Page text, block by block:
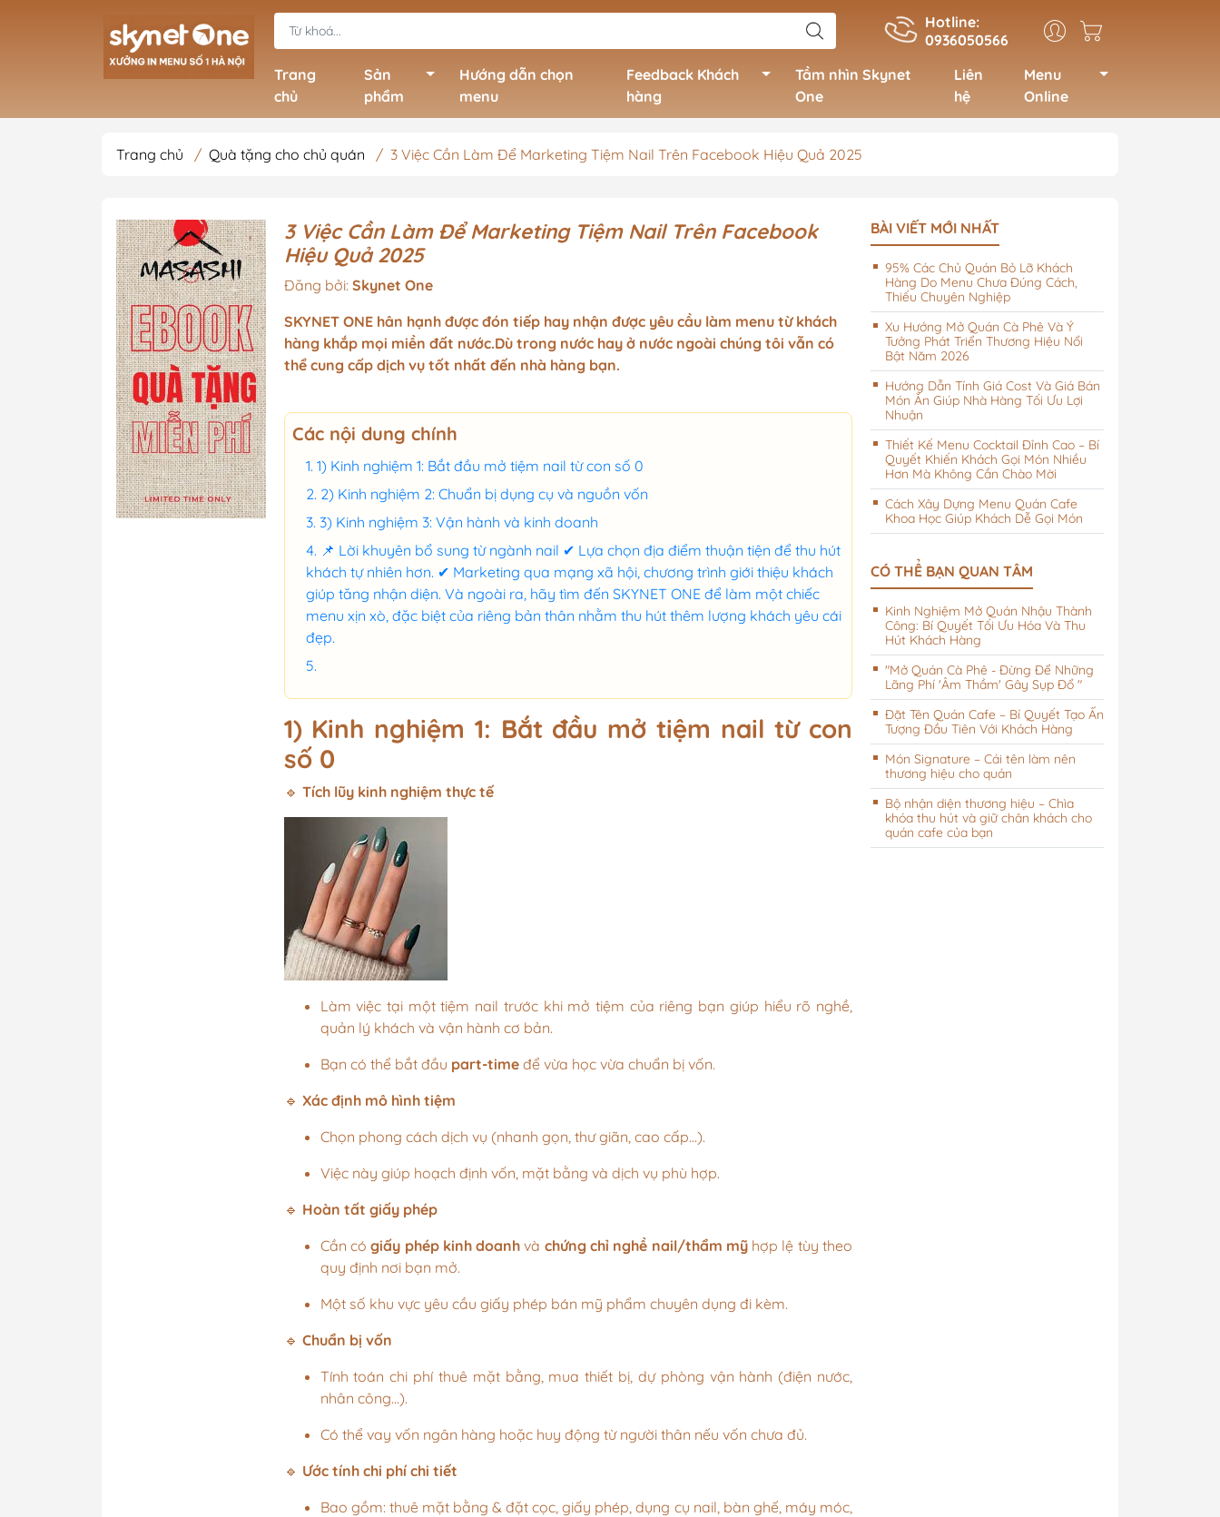
Hotline:
0936050566
Trang
chủ
Sản
phẩm
Menu nhà hàng Việt
Menu nhà hàng Trung
Menu nhà hàng Hàn
Menu nhà hàng BBQ,
Hotpot, Buffet
Menu nhà hàng Âu, Ý, Nga,
Menu nhà hàng đồ Chay
Menu nhà hàng Shushi,
Sasimi
cấp
In menu quán cà phê bình
phong cách trẻ trung, hiện
đại
chuỗi
Menu Spa, nail, salon tóc
vừa và nhỏ
Menu Spa, nail, salon tóc
có hệ thống lớn, sang
trọng
Menu cầm tay dạng tờ hai
mặt : chất liệu fomex,
nhựa, giấy bồi carton
Menu cầm tay dạng gập
đôi, gập ba chất liệu
fomex, nhựa, giấy bồi
Menu gỗ, bìa gỗ bọc da,
bìa da cao cấp cho quán
lớn, hệ thống
Menu nhựa đóng quyển,
Menu cho chuối khách sạn
lớn
Thiết kế menu và các hạng
Hướng dẫn chọn
menu
Feedback Khách
hàng
Tầm nhìn Skynet
One
Liên
hệ
Menu
Online
Trang chủ / Quà tặng cho chủ quán / 3 Việc Cần Làm Để Marketing Tiệm Nail Trên Facebook Hiệu Quả 2025
3 Việc Cần Làm Để Marketing Tiệm Nail Trên Facebook
Hiệu Quả 2025
Đăng bởi: Skynet One
SKYNET ONE hân hạnh được đón tiếp hay nhận được yêu cầu làm menu từ khách
hàng khắp mọi miền đất nước.Dù trong nước hay ở nước ngoài chúng tôi vẫn có
thể cung cấp dịch vụ tốt nhất đến nhà hàng bạn.
Các nội dung chính
1) Kinh nghiệm 1: Bắt đầu mở tiệm nail từ con số 0
2) Kinh nghiệm 2: Chuẩn bị dụng cụ và nguồn vốn
3) Kinh nghiệm 3: Vận hành và kinh doanh
📌 Lời khuyên bổ sung từ ngành nail ✔ Lựa chọn địa điểm thuận tiện để thu hút
khách tự nhiên hơn. ✔ Marketing qua mạng xã hội, chương trình giới thiệu khách
giúp tăng nhận diện. Và ngoài ra, hãy tìm đến SKYNET ONE để làm một chiếc
menu xịn xò, đặc biệt của riêng bản thân nhằm thu hút thêm lượng khách yêu cái
đẹp.
1) Kinh nghiệm 1: Bắt đầu mở tiệm nail từ con
số 0
🔹 Tích lũy kinh nghiệm thực tế
Làm việc tại một tiệm nail trước khi mở tiệm của riêng bạn giúp hiểu rõ nghề,
quản lý khách và vận hành cơ bản.
Bạn có thể bắt đầu part-timeđể vừa học vừa chuẩn bị vốn.
🔹 Xác định mô hình tiệm
Chọn phong cách dịch vụ (nhanh gọn, thư giãn, cao cấp…).
Việc này giúp hoạch định vốn, mặt bằng và dịch vụ phù hợp.
🔹 Hoàn tất giấy phép
Cần cógiấy phép kinh doanh và chứng chỉ nghề nail/thẩm mỹhợp lệ tùy theo
quy định nơi bạn mở.
Một số khu vực yêu cầu giấy phép bán mỹ phẩm chuyên dụng đi kèm.
🔹 Chuẩn bị vốn
Tính toán chi phí thuê mặt bằng, mua thiết bị, dự phòng vận hành (điện nước,
nhân công…).
Có thể vay vốn ngân hàng hoặc huy động từ người thân nếu vốn chưa đủ.
🔹 Ước tính chi phí chi tiết
Bao gồm: thuê mặt bằng & đặt cọc, giấy phép, dụng cụ nail, bàn ghế, máy móc,
BÀI VIẾT MỚI NHẤT
95% Các Chủ Quán Bỏ Lỡ Khách
Hàng Do Menu Chưa Đúng Cách,
Thiếu Chuyên Nghiệp
Xu Hướng Mở Quán Cà Phê Và Ý
Tưởng Phát Triển Thương Hiệu Nổi
Bật Năm 2026
Hướng Dẫn Tính Giá Cost Và Giá Bán
Món Ăn Giúp Nhà Hàng Tối Ưu Lợi
Nhuận
Thiết Kế Menu Cocktail Đỉnh Cao – Bí
Quyết Khiến Khách Gọi Món Nhiều
Hơn Mà Không Cần Chào Mời
Cách Xây Dựng Menu Quán Cafe
Khoa Học Giúp Khách Dễ Gọi Món
CÓ THỂ BẠN QUAN TÂM
Kinh Nghiệm Mở Quán Nhậu Thành
Công: Bí Quyết Tối Ưu Hóa Và Thu
Hút Khách Hàng
"Mở Quán Cà Phê - Đừng Để Những
Lãng Phí 'Âm Thầm' Gây Sụp Đổ "
Đặt Tên Quán Cafe – Bí Quyết Tạo Ấn
Tượng Đầu Tiên Với Khách Hàng
Món Signature – Cái tên làm nên
thương hiệu cho quán
Bộ nhận diện thương hiệu – Chìa
khóa thu hút và giữ chân khách cho
quán cafe của bạn